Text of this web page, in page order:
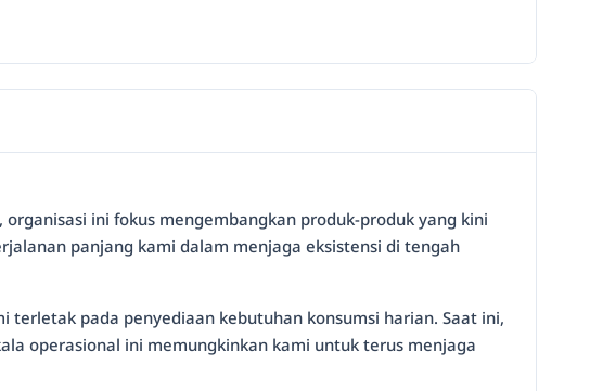
ini fokus mengembangkan produk-produk yang kini
panjang kami dalam menjaga eksistensi di tengah
terletak pada penyediaan kebutuhan konsumsi harian. Saat ini,
operasional ini memungkinkan kami untuk terus menjaga